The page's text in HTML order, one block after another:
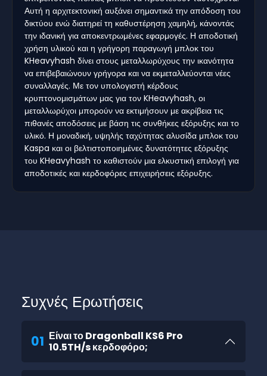
Αυτή η αρχιτεκτονική αυξάνει σημαντικά την απόδοση του
δικτύου ενώ διατηρεί τη καθυστέρηση χαμηλή, κάνοντάς
την ιδανική για αποκεντρωμένες εφαρμογές. Η αποδοτική
χρήση υλικού και η γρήγορη παραγωγή μπλοκ του
KHeavyhash δίνει στους μεταλλωρύχους την ικανότητα
να επιβεβαιώνουν γρήγορα και να εκμεταλλεύονται νέες
συναλλαγές. Με τον υπολογιστή κέρδους
κρυπτονομισμάτων μας για τον KHeavyhash, οι
μεταλλωρύχοι μπορούν να εκτιμήσουν με ακρίβεια τις
πιθανές αποδόσεις με βάση τις συνθήκες εξόρυξης και το
υλικό. Η μοναδική, υψηλής ταχύτητας αλυσίδα μπλοκ του
Kaspa και οι βελτιστοποιημένες δυνατότητες εξόρυξης
του KHeavyhash το καθιστούν μια ελκυστική επιλογή για
αποδοτικές και κερδοφόρες επιχειρήσεις εξόρυξης.
Συχνές Ερωτήσεις
01 Είναι το Dragonball KS6 Pro
10.5TH/s κερδοφόρο;